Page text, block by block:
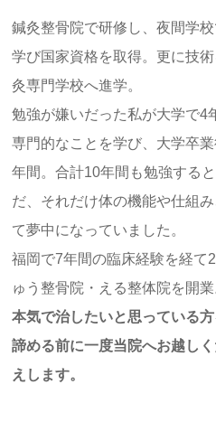
鍼灸整骨院で研修し、夜間学
学び国家資格を取得。更に技
灸専門学校へ進学。
勉強が嫌いだった私が大学で4
専門的なことを学び、大学卒
年間。合計10年間も勉強する
だ、それだけ体の機能や仕組
て夢中になっていました。
福岡で7年間の臨床経験を経て
ゅう整骨院・える整体院を開業
本気で治したいと思っている方
諦める前に一度当院へお越し
えします。